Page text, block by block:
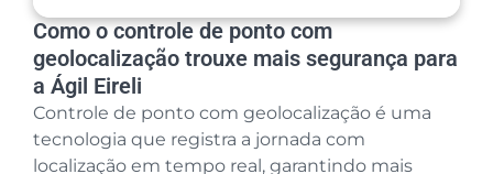
Como o controle de ponto com
geolocalização trouxe mais segurança para
a Ágil Eireli
Controle de ponto com geolocalização é uma
tecnologia que registra a jornada com
localização em tempo real, garantindo mais